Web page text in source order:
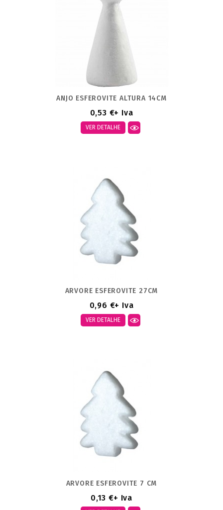
ANJO ESFEROVITE ALTURA 14CM
0,53 €+ Iva
VER DETALHE
ARVORE ESFEROVITE 27CM
0,96 €+ Iva
VER DETALHE
ARVORE ESFEROVITE 7 CM
0,13 €+ Iva